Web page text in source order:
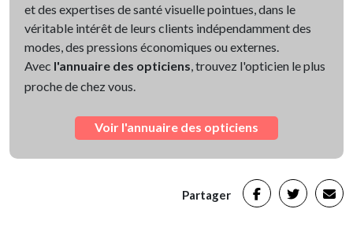
et des expertises de santé visuelle pointues, dans le
véritable intérêt de leurs clients indépendamment des
modes, des pressions économiques ou externes.
Avec l'annuaire des opticiens , trouvez l'opticien le plus
proche de chez vous.
Voir l'annuaire des opticiens
Partager